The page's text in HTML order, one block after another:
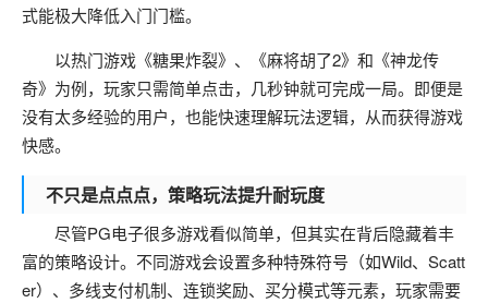
式能极大降低入门门槛。
以热门游戏《糖果炸裂》、《麻将胡了2》和《神龙传
奇》为例，玩家只需简单点击，几秒钟就可完成一局。即便是
没有太多经验的用户，也能快速理解玩法逻辑，从而获得游戏
快感。
不只是点点点，策略玩法提升耐玩度
尽管PG电子很多游戏看似简单，但其实在背后隐藏着丰
富的策略设计。不同游戏会设置多种特殊符号（如Wild、Scatt
er）、多线支付机制、连锁奖励、买分模式等元素，玩家需要